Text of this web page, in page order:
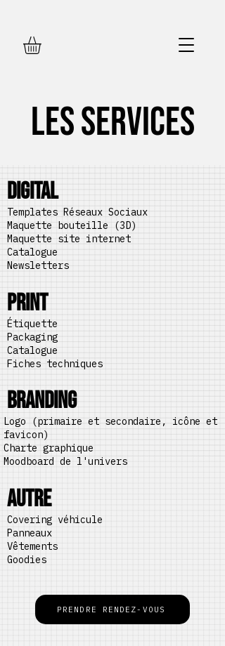
Les Services
DIGITAL
Templates Réseaux Sociaux
Maquette bouteille (3D)
Maquette site internet
Catalogue
Newsletters
PRINT
Étiquette
Packaging
Catalogue
Fiches techniques
BRANDING
Logo (primaire et secondaire, icône et
favicon)
Charte graphique
Moodboard de l'univers
AUTRE
Covering véhicule
Panneaux
Vêtements
Goodies
PRENDRE RENDEZ-VOUS